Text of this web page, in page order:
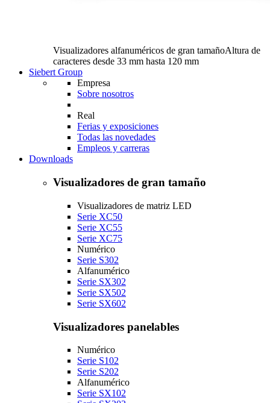
Visualizadores alfanuméricos de gran tamañoAltura de
caracteres desde 33 mm hasta 120 mm
Siebert Group
Empresa
Sobre nosotros
Real
Ferias y exposiciones
Todas las novedades
Empleos y carreras
Downloads
Visualizadores de gran tamaño
Visualizadores de matriz LED
Serie XC50
Serie XC55
Serie XC75
Numérico
Serie S302
Alfanumérico
Serie SX302
Serie SX502
Serie SX602
Visualizadores panelables
Numérico
Serie S102
Serie S202
Alfanumérico
Serie SX102